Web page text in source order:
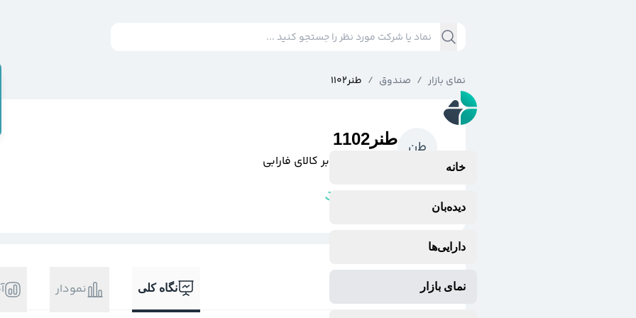
خانه
دیده‌بان
دارایی‌ها
نمای بازار
نمای بازار / صندوق / طنر1102
طن طنر1102
ص.س. مبتني بر كالاي فارابي
نگاه کلی نمودار